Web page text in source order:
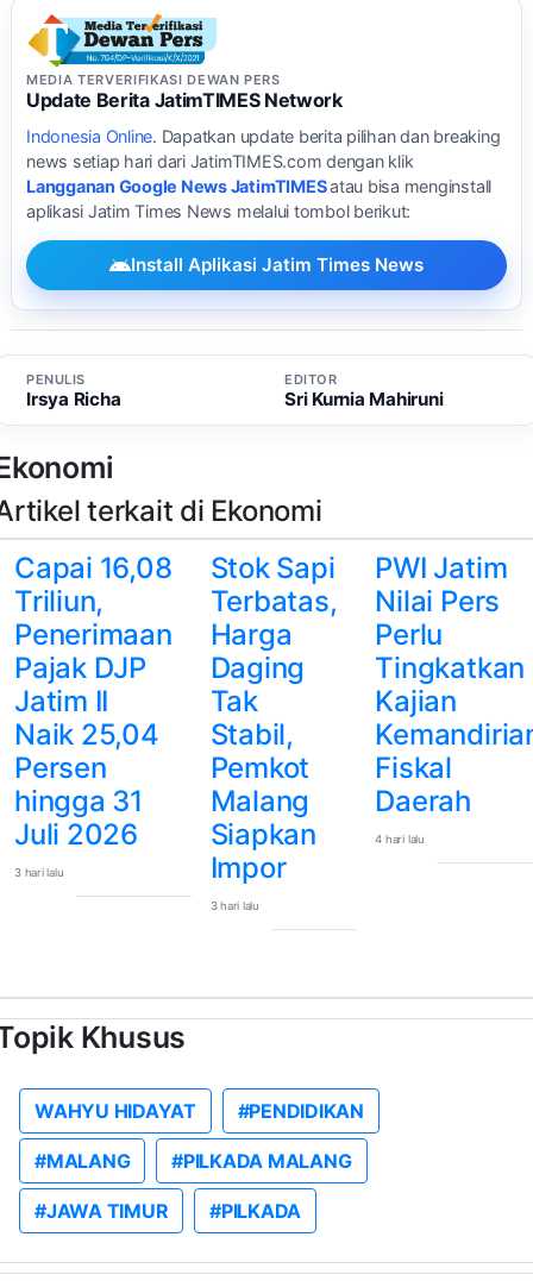
MEDIA TERVERIFIKASI DEWAN PERS
Update Berita JatimTIMES Network
Indonesia Online. Dapatkan update berita pilihan dan breaking
news setiap hari dari JatimTIMES.com dengan klik
Langganan Google News JatimTIMESatau bisa menginstall
aplikasi Jatim Times News melalui tombol berikut:
Install Aplikasi Jatim Times News
PENULIS
Irsya Richa
EDITOR
Sri Kurnia Mahiruni
terkait di Ekonomi
Capai 16,08
Triliun,
Penerimaan
Pajak DJP
Jatim II
Naik 25,04
Persen
hingga 31
Juli 2026
3 hari lalu
Stok Sapi
Terbatas,
Harga
Daging
Tak
Stabil,
Pemkot
Malang
Siapkan
Impor
3 hari lalu
PWI Jatim
Nilai Pers
Perlu
Tingkatkan
Kajian
Fiskal
Daerah
4 hari lalu
Khusus
WAHYU HIDAYAT #PENDIDIKAN
#MALANG #PILKADA MALANG
#JAWA TIMUR #PILKADA